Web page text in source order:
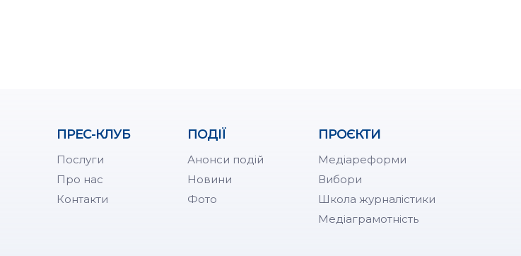
ПРЕС-КЛУБ
Послуги
Про нас
Контакти
ПОДІЇ
Анонси подій
Новини
Фото
ПРОЄКТИ
Медіареформи
Вибори
Школа журналістики
Медіаграмотність